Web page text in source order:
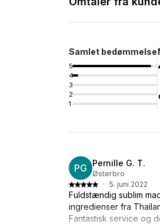
Samlet bedømmelse
5
4
3
2
1
PG Pernille G. T.
Østerbro
· 5. juni 2022
Fuldstændig sublim
ingredienser fra
Fantastisk service og